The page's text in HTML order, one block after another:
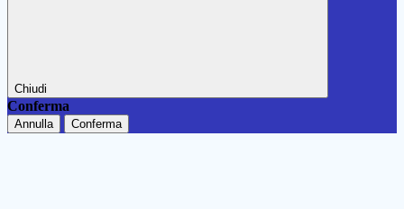
Chiudi
Conferma
Annulla Conferma